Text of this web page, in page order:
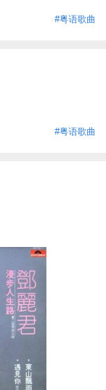
#粤语歌曲
#粤语歌曲